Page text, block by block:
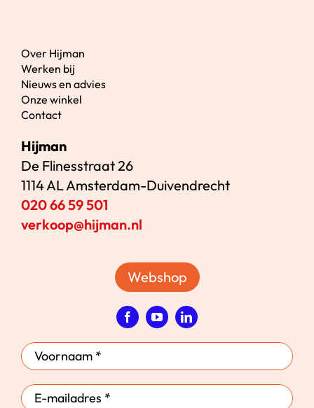
Over Hijman
Werken bij
Nieuws en advies
Onze winkel
Contact
Hijman
De Flinesstraat 26
1114 AL Amsterdam-Duivendrecht
020 66 59 501
verkoop@hijman.nl
Webshop